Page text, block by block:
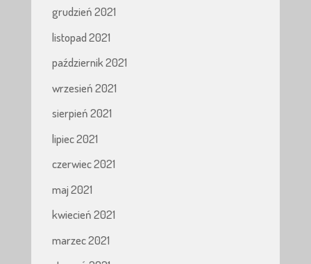
grudzień 2021
listopad 2021
październik 2021
wrzesień 2021
sierpień 2021
lipiec 2021
czerwiec 2021
maj 2021
kwiecień 2021
marzec 2021